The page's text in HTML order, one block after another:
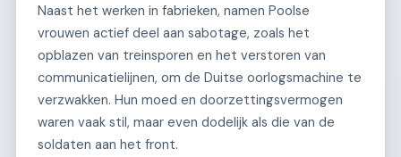
Naast het werken in fabrieken, namen Poolse
vrouwen actief deel aan sabotage, zoals het
opblazen van treinsporen en het verstoren van
communicatielijnen, om de Duitse oorlogsmachine te
verzwakken. Hun moed en doorzettingsvermogen
waren vaak stil, maar even dodelijk als die van de
soldaten aan het front.